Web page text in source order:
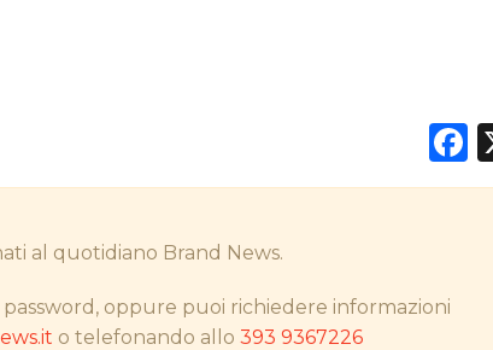
NORMATIVE
al quotidiano Brand News.
oppure puoi richiedere informazioni
o telefonando allo393 9367226